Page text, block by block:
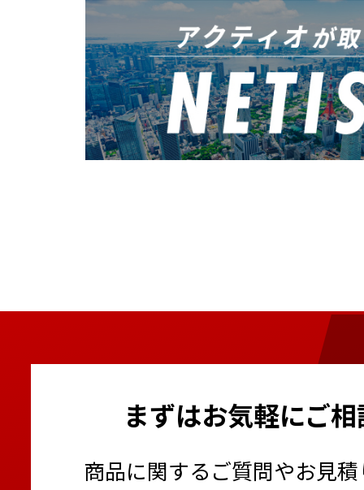
まずはお気軽にご
商品に関するご質問やお見